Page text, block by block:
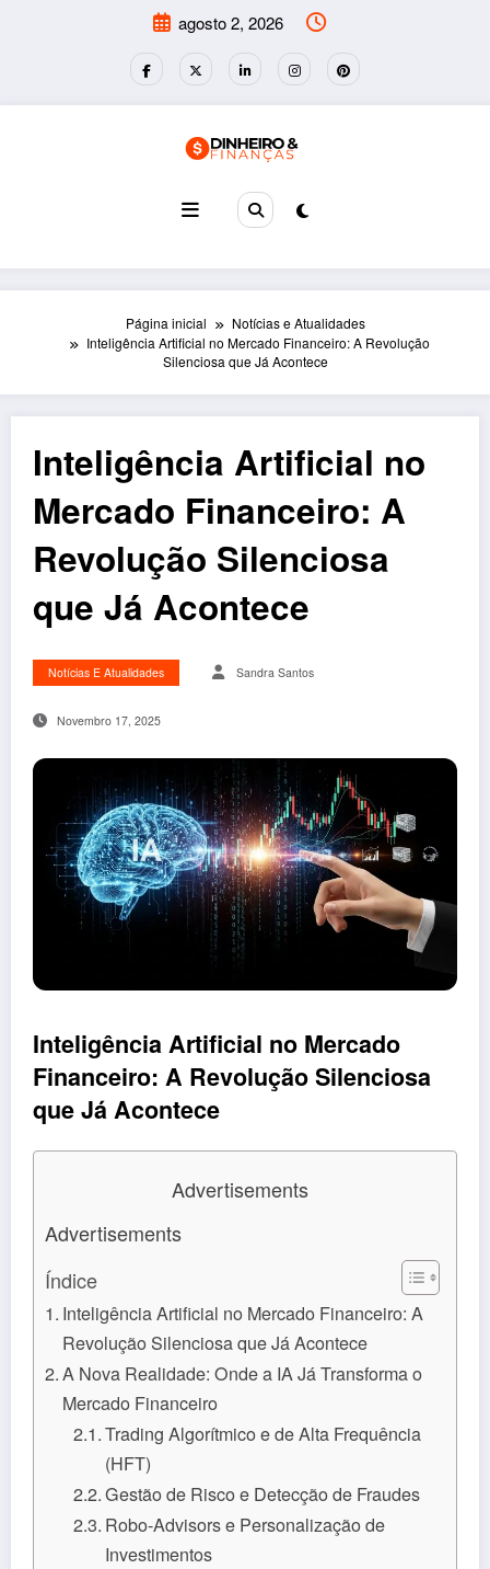
agosto 2, 2026
Página inicial
Notícias e Atualidades
Inteligência Artificial no Mercado Financeiro: A Revolução
Silenciosa que Já Acontece
Inteligência Artificial no
Mercado Financeiro: A
Revolução Silenciosa
que Já Acontece
Notícias E Atualidades Sandra Santos
Novembro 17, 2025
Inteligência Artificial no Mercado
Financeiro: A Revolução Silenciosa
que Já Acontece
Advertisements
Advertisements
Índice
Inteligência Artificial no Mercado Financeiro: A
Revolução Silenciosa que Já Acontece
A Nova Realidade: Onde a IA Já Transforma o
Mercado Financeiro
Trading Algorítmico e de Alta Frequência
(HFT)
Gestão de Risco e Detecção de Fraudes
Robo-Advisors e Personalização de
Investimentos